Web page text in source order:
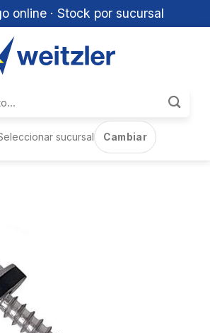
online · Stock por sucursal
sucursal Cambiar